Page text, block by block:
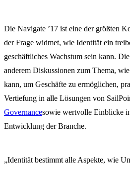
Die Navigate ’17 ist eine der größten
der Frage widmet, wie Identität ein
geschäftliches Wachstum sein kann.
anderem Diskussionen zum Thema,
kann, um Geschäfte zu ermöglichen,
Vertiefung in alle Lösungen von
Governancesowie wertvolle Einblicke
Entwicklung der Branche.
„Identität bestimmt alle Aspekte, wie